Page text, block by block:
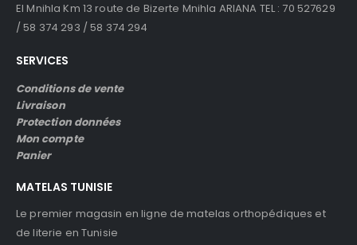
El Mnihla Km 13 route de Bizerte Mnihla ARIANA TEL : 70 527629
/ 58 374 293 / 58 374 294
SERVICES
Conditions de vente
Livraison
Protection données
Mon compte
Panier
MATELAS TUNISIE
Le premier magasin en ligne de matelas orthopédiques et
de literie en Tunisie